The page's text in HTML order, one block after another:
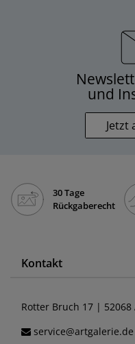
und
Jetzt
30 Tage
Rückgaberecht
Kontakt
Rotter Bruch 17 | 52068
service@artgalerie.de